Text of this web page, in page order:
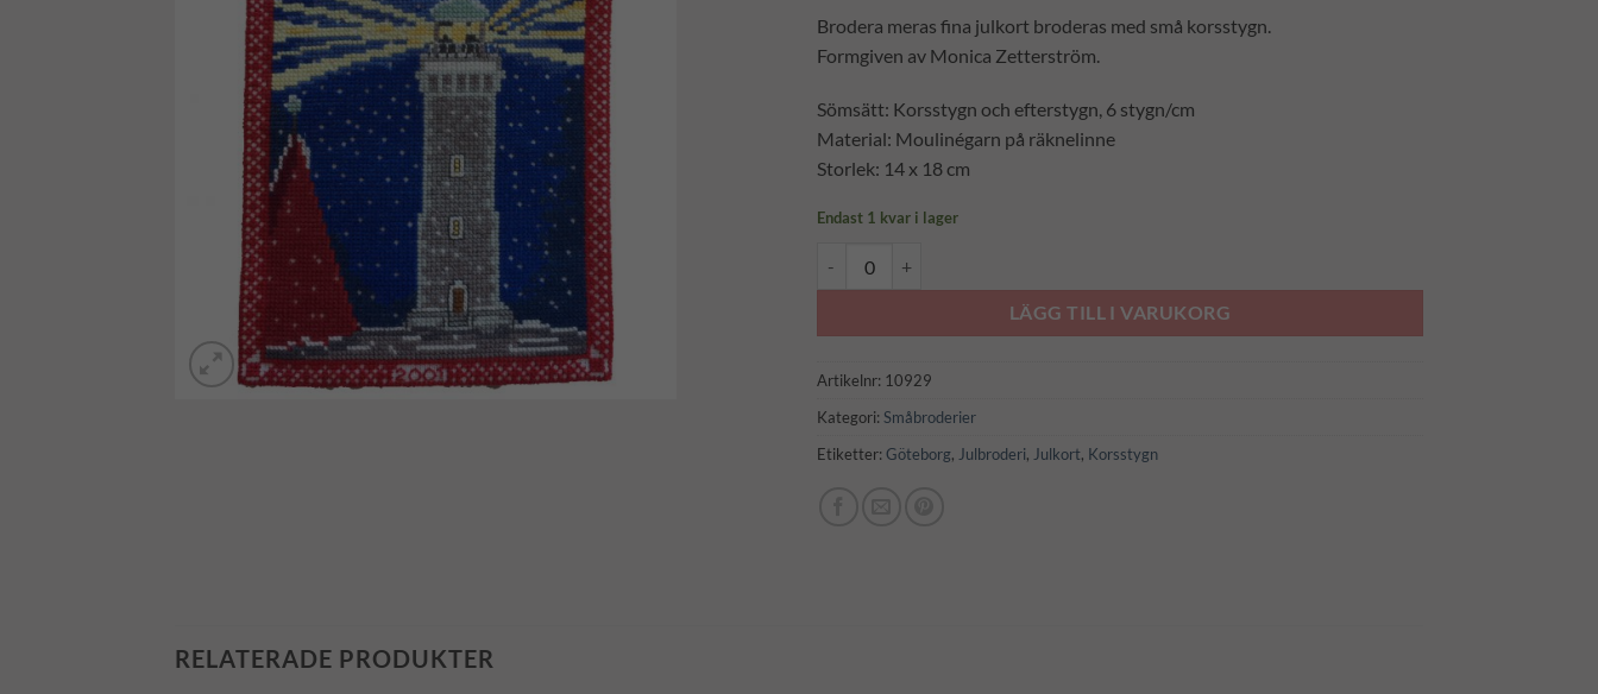
Brodera meras fina julkort broderas med små korsstygn.
Formgiven av Monica Zetterström.
Sömsätt: Korsstygn och efterstygn, 6 stygn/cm
Material: Moulinégarn på räknelinne
Storlek: 14 x 18 cm
Endast 1 kvar i lager
LÄGG TILL I VARUKORG
Artikelnr: 10929
Kategori: Småbroderier
Etiketter: Göteborg, Julbroderi, Julkort, Korsstygn
RELATERADE PRODUKTER